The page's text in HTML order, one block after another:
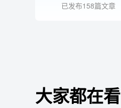
已发布158篇文章
大家都在看